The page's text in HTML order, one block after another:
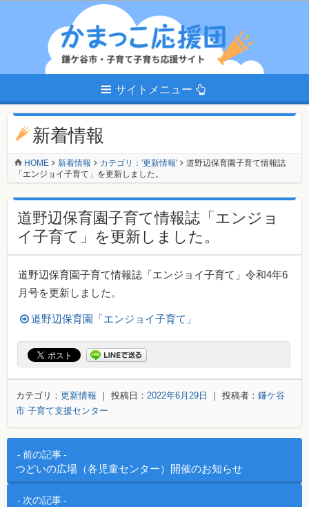
サイトメニュー
新着情報
HOME 新着情報 カテゴリ：'更新情報'
道野辺保育園子育て情報誌
「エンジョイ子育て」を更新しました。
道野辺保育園子育て情報誌「エンジョ
イ子育て」を更新しました。
道野辺保育園子育て情報誌「エンジョイ子育て」令和4年6
月号を更新しました。
道野辺保育園「エンジョイ子育て」
カテゴリ： 更新情報 ｜ 投稿日： 2022年6月29日 ｜ 投稿者： 鎌ケ谷
市 子育て支援センター
投稿ナビゲーション
前の記事
つどいの広場（各児童センター）開催のお知らせ
次の記事